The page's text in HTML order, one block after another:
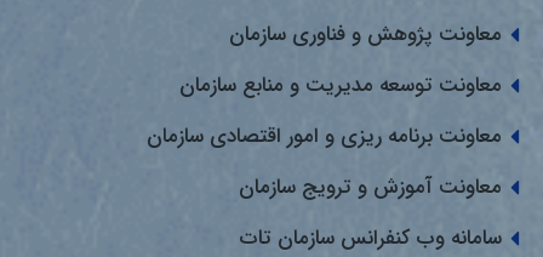
معاونت پژوهش و فناوری سازمان
معاونت توسعه مدیریت و منابع سازمان
معاونت برنامه ریزی و امور اقتصادی سازمان
معاونت آموزش و ترویج سازمان
سامانه وب کنفرانس سازمان تات